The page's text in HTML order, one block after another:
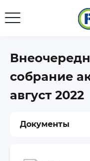
Отчеты и результаты
Презентации
Акции
Дивиденды
собрание
август 2022
Документы